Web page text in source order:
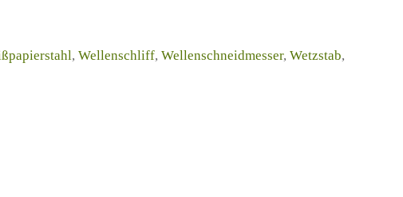
, Wellenschliff, Wellenschneidmesser, Wetzstab,